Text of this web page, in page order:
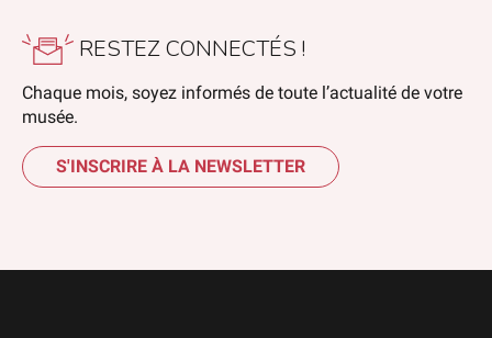
RESTEZ CONNECTÉS !
Chaque mois, soyez informés de toute l’actualité de votre
musée.
S'INSCRIRE À LA NEWSLETTER